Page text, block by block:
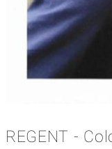
REGENT -